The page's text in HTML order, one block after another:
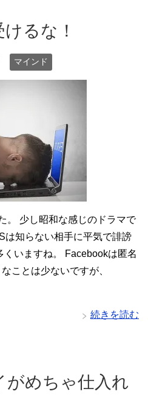
るな！
マインド
。 少し昭和な感じのドラマで
は知らない相手に平気で誹謗
くいますね。 Facebookは匿名
ことは少ないですが、
続きを読む
がめちゃ仕入れ